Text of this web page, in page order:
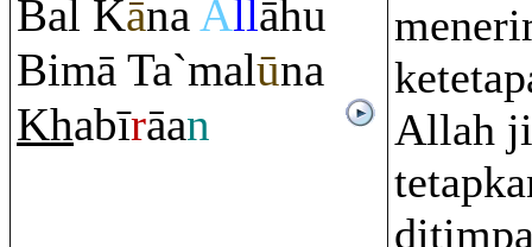
Bal KānaAllāhu
Bimā Ta`malūna
Khabīrāan
Allah